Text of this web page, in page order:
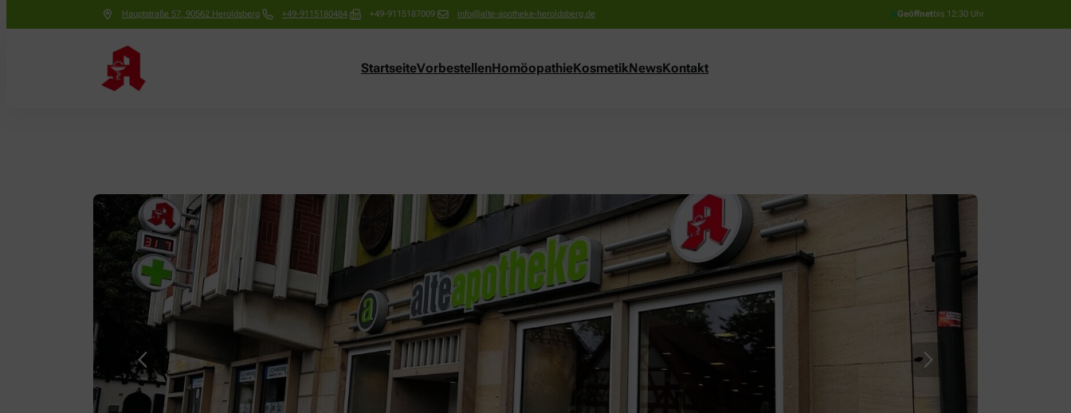
Hauptstraße 57, 90562 Heroldsberg +49-9115180484 +49-9115187009 info@alte-apotheke-heroldsberg.de Geöffnetbis 12:30 Uhr
StartseiteVorbestellenHomöopathieKosmetikNewsKontakt